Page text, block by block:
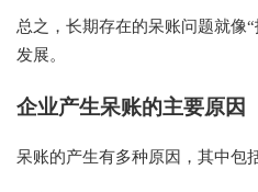
总之，长期存在的呆账问题就像
发展。
企业产生呆账的主要原因
呆账的产生有多种原因，其中包